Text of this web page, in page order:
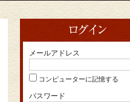
メールアドレス
コンピューターに記憶する
パスワード